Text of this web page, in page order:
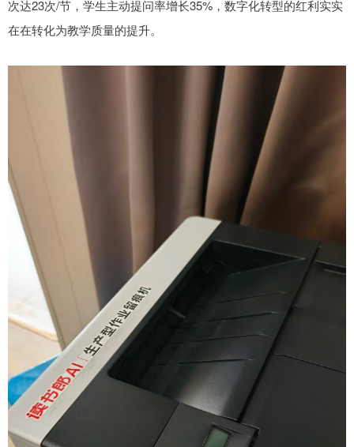
次达23次/节，学生主动提问率增长35%，数字化转型的红利实实
在在转化为教学质量的提升。